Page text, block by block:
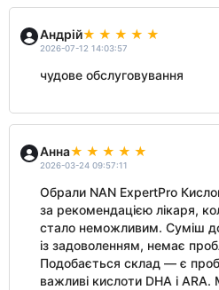
Андрій
2026-07-12 14:03:57
чудове обслуговування
Анна
2026-03-24 09:57:11
Обрали NAN ExpertPro
за рекомендацією лікаря,
стало неможливим. Суміш
із задоволенням, немає
Подобається склад — є
важливі кислоти DHA і